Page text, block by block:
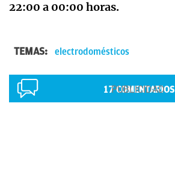
22:00 a 00:00 horas.
TEMAS: electrodomésticos
17COMENTARIOS